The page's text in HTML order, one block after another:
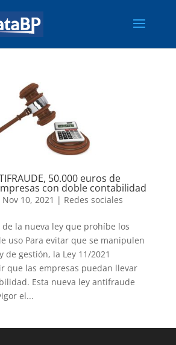
50.000 euros de
con doble contabilidad
Nov 10, 2021 | Redes sociales
la nueva ley que prohíbe los
uso Para evitar que se manipulen
de gestión, la Ley 11/2021
que las empresas puedan llevar
Esta nueva ley antifraude
el...